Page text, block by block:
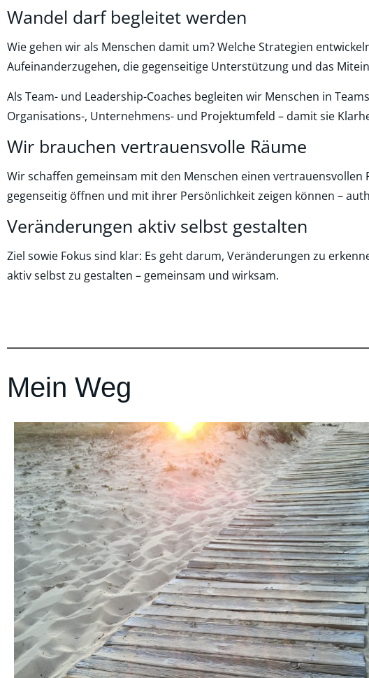
Wandel darf begleitet werden
Wie gehen wir als Menschen damit um? Welche Strategien
Aufeinanderzugehen, die gegenseitige Unterstützung und das
Als Team- und Leadership-Coaches begleiten wir Menschen in
Organisations-, Unternehmens- und Projektumfeld – damit sie
Wir brauchen vertrauensvolle Räume
Wir schaffen gemeinsam mit den Menschen einen
gegenseitig öffnen und mit ihrer Persönlichkeit zeigen können –
Veränderungen aktiv selbst gestalten
Ziel sowie Fokus sind klar: Es geht darum, Veränderungen zu
aktiv selbst zu gestalten – gemeinsam und wirksam.
Mein Weg